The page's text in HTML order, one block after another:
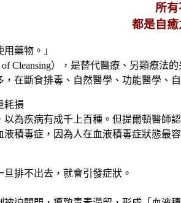
所有
都是自癒
藥物。」
Cleansing），是替代醫療、另類療
在斷食排毒、自然醫學、功能醫學、
耗損
為疾病有成千上百種。但提爾頓醫
積毒症，因為人在血液積毒症狀態最
排不出去，就會引發症狀。